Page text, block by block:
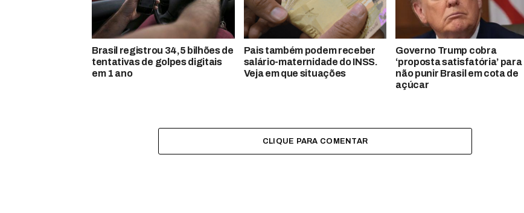
Brasil registrou 34,5 bilhões de
tentativas de golpes digitais
em 1 ano
Pais também podem receber
salário-maternidade do INSS.
Veja em que situações
Governo Trump cobra
‘proposta satisfatória’ para
não punir Brasil em cota de
açúcar
CLIQUE PARA COMENTAR